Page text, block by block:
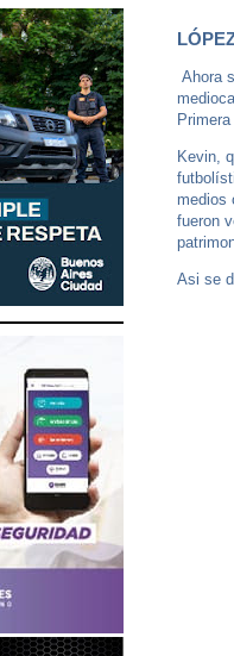
Ahora
Kevin,
medios
fueron
Asi se